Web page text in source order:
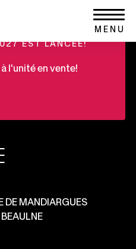
MENU
+
EST LANCÉE!
l'unité en vente!
DE MANDIARGUES